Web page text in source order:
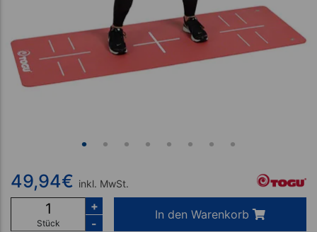
49,94€ inkl. MwSt.
Stück
+
-
In den Warenkorb